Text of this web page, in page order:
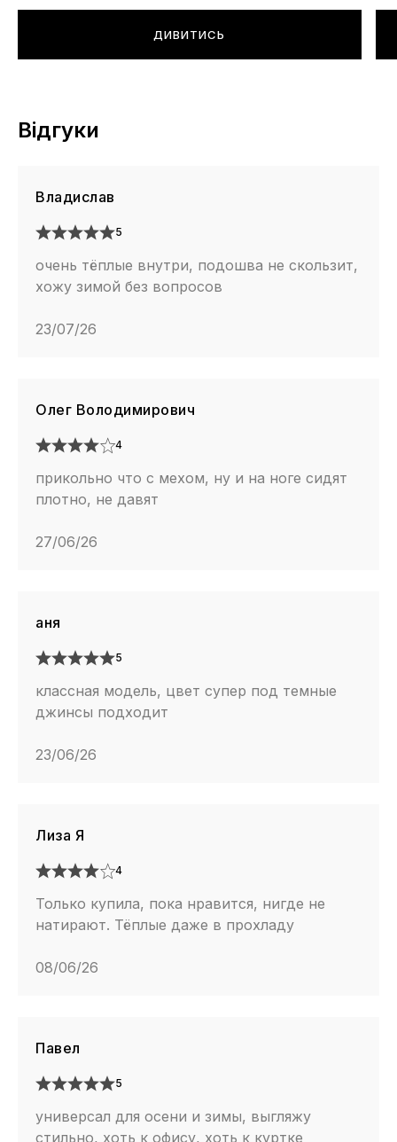
ДИВИТИСЬ
Відгуки
Владислав
5
очень тёплые внутри, подошва не скользит,
хожу зимой без вопросов
23/07/26
Олег Володимирович
4
прикольно что с мехом, ну и на ноге сидят
плотно, не давят
27/06/26
аня
5
классная модель, цвет супер под темные
джинсы подходит
23/06/26
Лиза Я
4
Только купила, пока нравится, нигде не
натирают. Тёплые даже в прохладу
08/06/26
Павел
5
универсал для осени и зимы, выгляжу
стильно, хоть к офису, хоть к куртке